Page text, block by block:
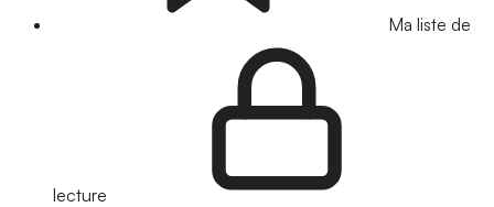
Ma liste de
lecture